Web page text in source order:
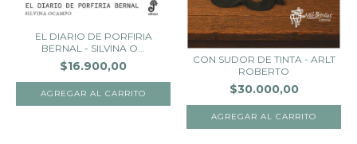
EL DIARIO DE PORFIRIA
BERNAL - SILVINA O...
$16.900,00
CON SUDOR DE TINTA - ARLT
ROBERTO
$30.000,00